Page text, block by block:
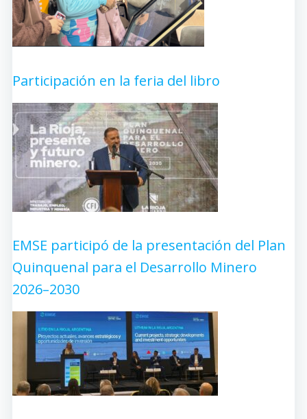
Participación en la feria del libro
EMSE participó de la presentación del Plan
Quinquenal para el Desarrollo Minero
2026–2030